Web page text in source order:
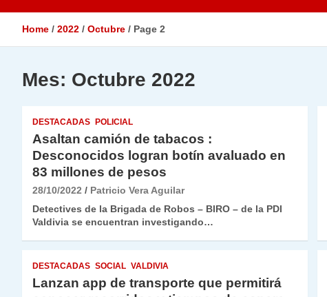
Home 2022 Octubre Page 2
Mes: Octubre 2022
DESTACADAS POLICIAL
Asaltan camión de tabacos :
Desconocidos logran botín avaluado en
83 millones de pesos
28/10/2022
Patricio Vera Aguilar
Detectives de la Brigada de Robos – BIRO – de la PDI
Valdivia se encuentran investigando…
DESTACADAS SOCIAL VALDIVIA
Lanzan app de transporte que permitirá